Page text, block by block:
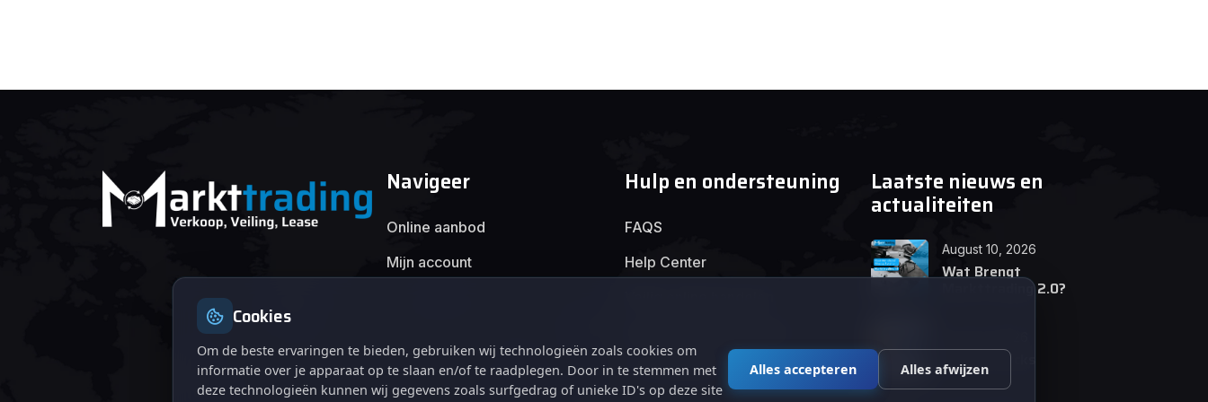
Navigeer
Online aanbod
Mijn account
Hulp en ondersteuning
FAQS
Help Center
Privacybeleid
Laatste nieuws en
actualiteiten
August 10, 2026
Wat Brengt
Markttrading 2.0?
Tips en Tricks
Cookies
Om de beste ervaringen te bieden, gebruiken wij technologieën zoals cookies om
informatie over je apparaat op te slaan en/of te raadplegen. Door in te stemmen met
deze technologieën kunnen wij gegevens zoals surfgedrag of unieke ID's op deze site
Alles accepteren Alles afwijzen